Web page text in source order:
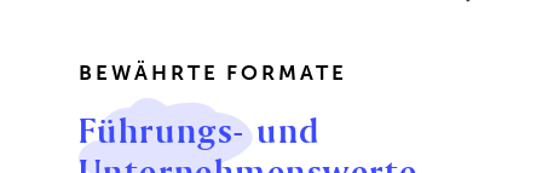
BEWÄHRTE FORMATE
Führungs- und